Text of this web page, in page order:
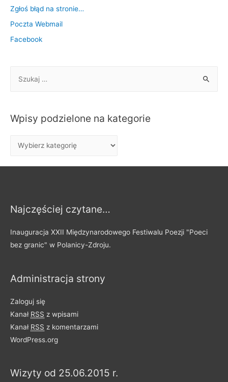
Zgłoś błąd na stronie…
Poczta Webmail
Facebook
kWpisy podzielone na kategorie
p
e
k
Najczęściej czytane…
Inauguracja XXII Międzynarodowego Festiwalu Poezji "Poeci
bez granic" w Polanicy-Zdroju.
Administracja strony
Zaloguj się
Kanał RSS z wpisami
Kanał RSS z komentarzami
WordPress.org
Wizyty od 25.06.2015 r.